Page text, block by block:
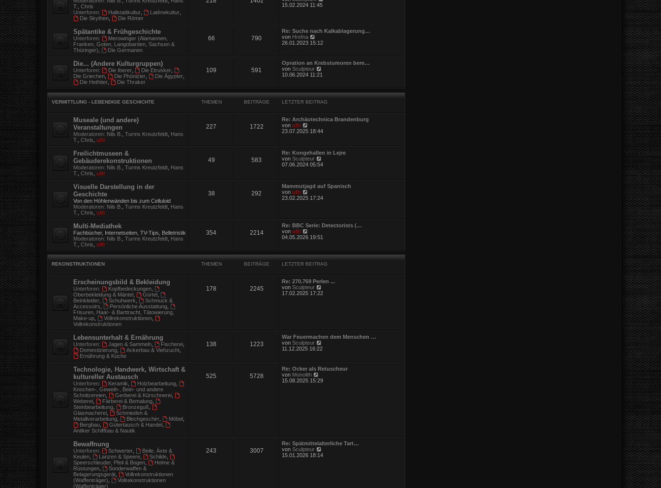
t e
r
i
t
a
T.
Chris
Unterforen:
Hallstattkultur, Latènekultur,
Die Skythen, Die Römer
t
e
i
t
15.02.2024 11:45
Spätantike & Frühgeschichte
Unterforen:
Merowinger (Alamannen,
Franken, Goten, Langobarden, Sachsen &
Thüringer)
Die Germanen
66 790
Re: Suche nach Kalkablagerung…
von Hrefna
e
s
t
e
r
e
t
a
g
26.01.2023 15:12
Die... (Andere Kulturgruppen)
Unterforen: Die Iberer, Die Etrusker,
Die Griechen
Die Phönizier, Die Ägypter,
Die Hethiter, Die Thraker
109 591
Opration an Krebstumoren bere…
vonSculpteur
s
e
e
t
g
10.06.2024 11:21
VERMITTLUNG - LEBENDIGE GESCHICHTE THEMEN BEITRÄGE LETZTER BEITRAG
Museale (und andere)
Veranstaltungen
Moderatoren: Nils B. Turms Kreutzfeldt Hans
T.
Chris ulfr
227 1722
Re: Archäotechnica Brandenburg
vonulfr
e
s
t
e
r
t
r
a
23.07.2025 18:44
Freilichtmuseen &
Gebäuderekonstruktionen
Moderatoren: Nils B. Turms Kreutzfeldt Hans
T.
Chris ulfr
49 583
Re: Kongehallen in Lejre
vonSculpteur
e
s
t
r
t
r
a
g
07.06.2024 05:54
Visuelle Darstellung in der
Geschichte
Von den Höhlenwänden bis zum Celluloid
Moderatoren: Nils B. Turms Kreutzfeldt Hans
T.
Chris ulfr
38 292
Mammutjagd auf Spanisch
vonulfr
e
t
e
B
i
t
r
g
23.02.2025 17:24
Multi-Mediathek
Fachbücher, Internetseiten, TV-Tips, Belletristik
Moderatoren: Nils B. Turms Kreutzfeldt Hans
T.
Chris ulfr
354 2214
Re: BBC Serie: Detectorists (…
vonulfr
e
s
e
e
i
t
04.05.2026 19:51
REKONSTRUKTIONEN THEMEN BEITRÄGE LETZTER BEITRAG
Erscheinungsbild & Bekleidung
Unterforen: Kopfbedeckungen,
Oberbekleidung & Mäntel
Gürtel,
Beinkleider
Schuhwerk
Schmuck &
Accessoirs
Persönliche Ausstattung,
Frisuren, Haar- & Barttracht, Tätowierung,
Make-up
Vollrekonstruktionen,
Vollrekonstruktionen
178 2245
Re: 270.769 Perlen ...
vonSculpteur
e
e
i
t
a
g
17.02.2025 17:22
Lebensunterhalt & Ernährung
Unterforen: Jagen & Sammeln, Fischerei,
Domestizierung, Ackerbau & Viehzucht,
Ernährung & Küche
138 1223
War Feuermachen dem Menschen …
vonSculpteur
e
t
e
r
11.12.2025 16:22
Technologie, Handwerk, Wirtschaft &
kultureller Austausch
Unterforen: Keramik Holzbearbeitung,
Knochen-, Geweih-, Bein- und andere
Schnitzereien
Gerberei & Kürschnerei,
Weberei
Färberei & Bemalung,
Steinbearbeitung
Bronzeguß
Glasmacherei
Schmieden &
Metallverarbeitung
Blechgeschirr, Möbel,
Bergbau, Gütertausch & Handel,
Antiker Schiffbau & Nautik
525 5728
Re: Ocker als Retuscheur
von Monolith
e
t
r
a
g
15.08.2025 15:29
Bewaffnung
Unterforen: Schwerter,
Beile, Äxte &
Keulen
Lanzen & Speere, Schilde,
Speerschleuder, Pfeil & Bogen
Helme &
Rüstungen
Sonderwaffen &
Belagerungsgerät
Vollrekonstruktionen
(Waffenträger)
Vollrekonstruktionen
(Waffenträger)
243 3007
Re: Spätmittelalterliche Tart…
vonSculpteur
e
15.01.2026 18:14